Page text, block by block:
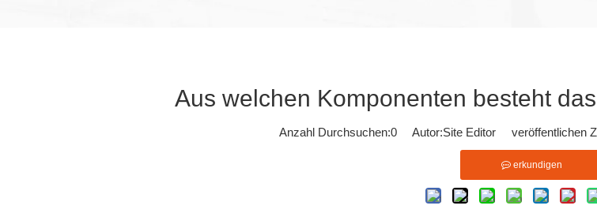
Aus welchen Komponenten besteht
Anzahl Durchsuchen:0Autor:Site Editor veröffentlichen
erkundigen